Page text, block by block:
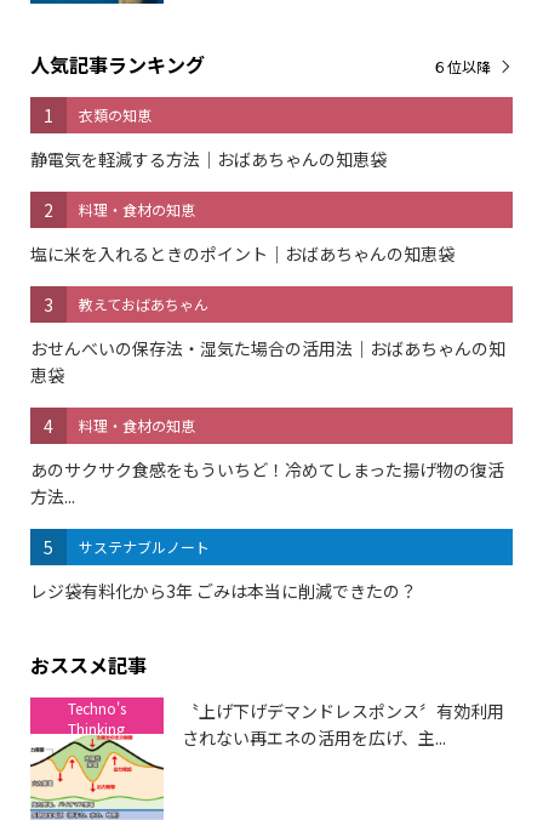
人気記事ランキング
1 衣類の知恵
静電気を軽減する方法｜おばあちゃんの知恵袋
2 料理・食材の知恵
塩に米を入れるときのポイント｜おばあちゃんの知恵袋
3 教えておばあちゃん
おせんべいの保存法・湿気た場合の活用法｜おばあちゃんの知
恵袋
4 料理・食材の知恵
あのサクサク食感をもういちど！冷めてしまった揚げ物の復活
方法...
5 サステナブルノート
レジ袋有料化から3年 ごみは本当に削減できたの？
６位以降
おススメ記事
Techno's
Thinking
〝上げ下げデマンドレスポンス〞有効利用
されない再エネの活用を広げ、主...